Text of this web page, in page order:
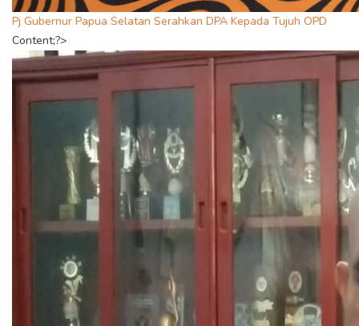
Pj Gubernur Papua Selatan Serahkan DPA Kepada Tujuh OPD
Content;?>